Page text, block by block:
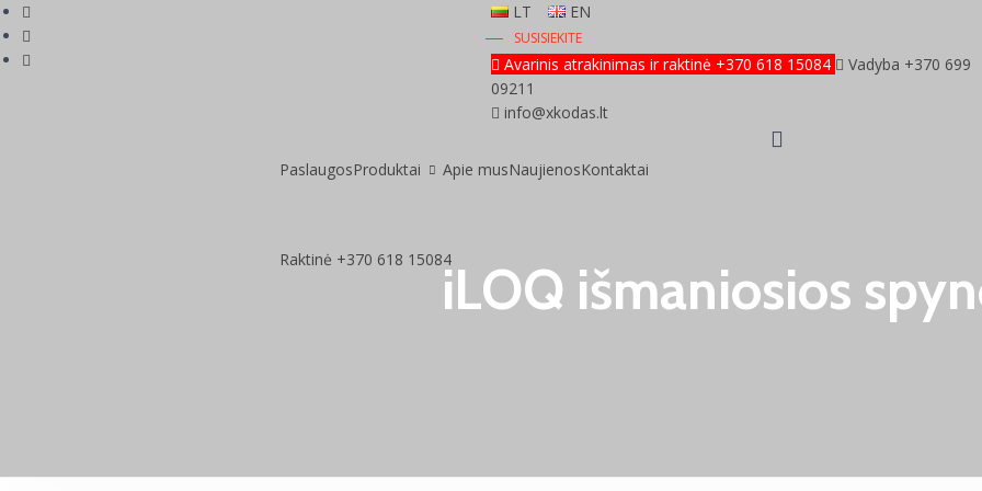
LT EN
SUSISIEKITE
Avarinis atrakinimas ir raktinė +370 618 15084
Vadyba +370 699
09211
info@xkodas.lt
PaslaugosProduktai Apie musNaujienosKontaktai
Raktinė +370 618 15084iLOQ išmaniosios